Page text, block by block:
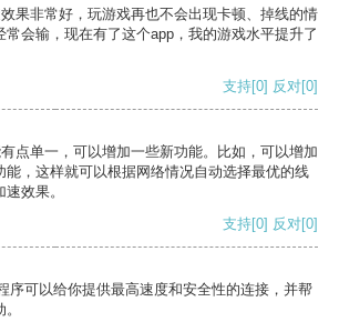
果非常好，玩游戏再也不会出现卡顿、掉线的情
会输，现在有了这个app，我的游戏水平提升了
支持[0] 反对[0]
点单一，可以增加一些新功能。比如，可以增加
能，这样就可以根据网络情况自动选择最优的线
效果。
支持[0] 反对[0]
序可以给你提供最高速度和安全性的连接，并帮